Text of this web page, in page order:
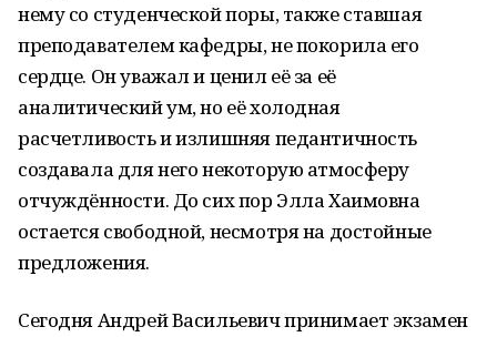
нему со студенческой поры, также ставшая
преподавателем кафедры, не покорила его
сердце. Он уважал и ценил её за её
аналитический ум, но её холодная
расчетливость и излишняя педантичность
создавала для него некоторую атмосферу
отчуждённости. До сих пор Элла Хаимовна
остается свободной, несмотря на достойные
предложения.
Сегодня Андрей Васильевич принимает экзамен